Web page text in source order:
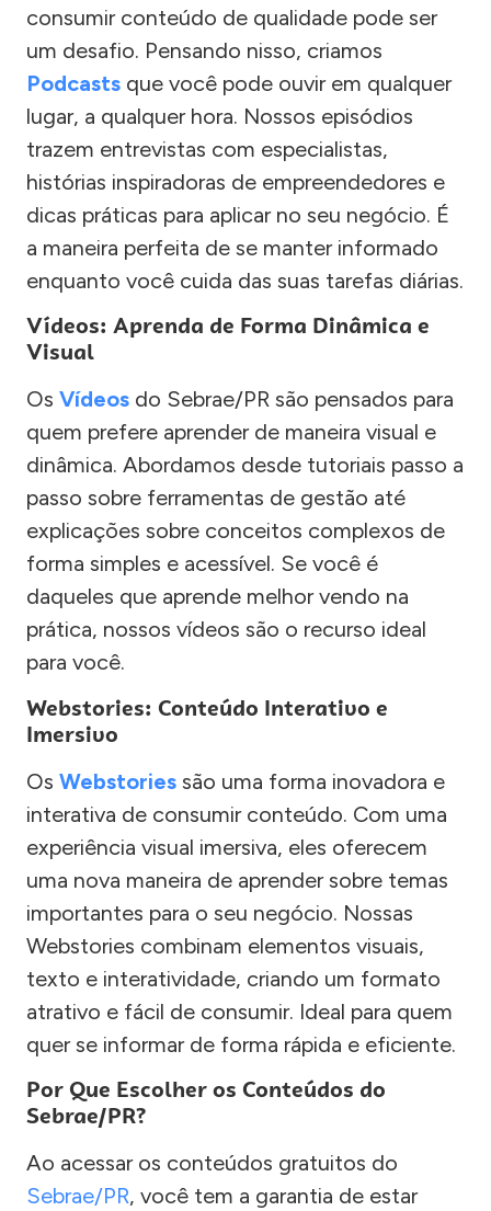
consumir conteúdo de qualidade pode ser
um desafio. Pensando nisso, criamos
Podcasts que você pode ouvir em qualquer
lugar, a qualquer hora. Nossos episódios
trazem entrevistas com especialistas,
histórias inspiradoras de empreendedores e
dicas práticas para aplicar no seu negócio. É
a maneira perfeita de se manter informado
enquanto você cuida das suas tarefas diárias.
Vídeos: Aprenda de Forma Dinâmica e
Visual
Os Vídeos do Sebrae/PR são pensados para
quem prefere aprender de maneira visual e
dinâmica. Abordamos desde tutoriais passo a
passo sobre ferramentas de gestão até
explicações sobre conceitos complexos de
forma simples e acessível. Se você é
daqueles que aprende melhor vendo na
prática, nossos vídeos são o recurso ideal
para você.
Webstories: Conteúdo Interativo e
Imersivo
Os Webstories são uma forma inovadora e
interativa de consumir conteúdo. Com uma
experiência visual imersiva, eles oferecem
uma nova maneira de aprender sobre temas
importantes para o seu negócio. Nossas
Webstories combinam elementos visuais,
texto e interatividade, criando um formato
atrativo e fácil de consumir. Ideal para quem
quer se informar de forma rápida e eficiente.
Por Que Escolher os Conteúdos do
Sebrae/PR?
Ao acessar os conteúdos gratuitos do
Sebrae/PR, você tem a garantia de estar